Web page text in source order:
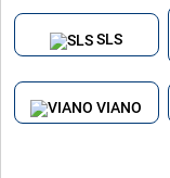
SLS
VIANO